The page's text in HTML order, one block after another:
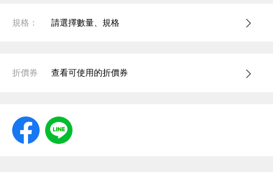
規格： 請選擇數量、規格
折價券 查看可使用的折價券